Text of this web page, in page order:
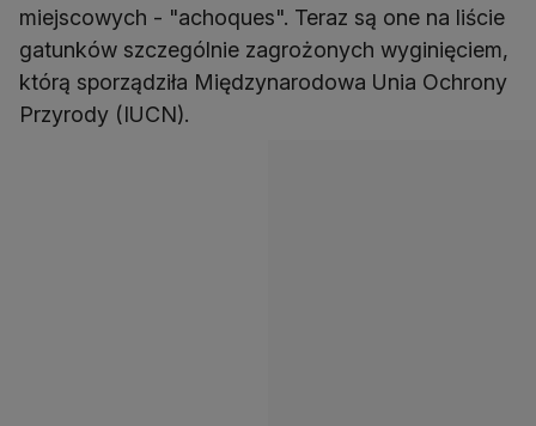
miejscowych - "achoques". Teraz są one na liście
gatunków szczególnie zagrożonych wyginięciem,
którą sporządziła Międzynarodowa Unia Ochrony
Przyrody (IUCN).